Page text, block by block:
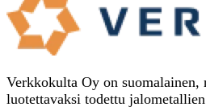
Verkkokulta Oy on suomalainen,
luotettavaksi todettu